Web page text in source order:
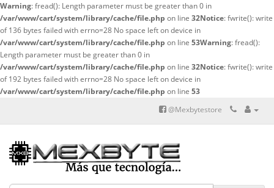
Warning: fread(): Length parameter must be greater than 0 in
/var/www/cart/system/library/cache/file.php on line 32Notice: fwrite(): write
of 136 bytes failed with errno=28 No space left on device in
/var/www/cart/system/library/cache/file.php on line 53Warning: fread():
Length parameter must be greater than 0 in
/var/www/cart/system/library/cache/file.php on line 32Notice: fwrite(): write
of 192 bytes failed with errno=28 No space left on device in
/var/www/cart/system/library/cache/file.php on line 53
@Mexbytestore